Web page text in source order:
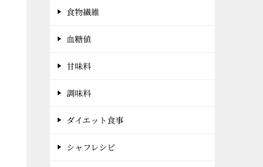
食物繊維
血糖値
甘味料
調味料
ダイエット食事
シャフレシピ